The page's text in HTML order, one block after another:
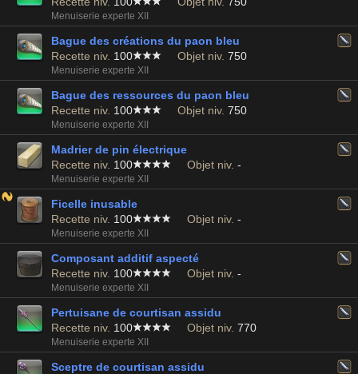
Menuiserie experte XII
Bague des créations du paon bleu
Recette niv. 100 Objet niv. 750
Menuiserie experte XII
Bague des ressources du paon bleu
Recette niv. 100 Objet niv. 750
Menuiserie experte XII
Madrier de pin électrique
Recette niv. 100 Objet niv. -
Menuiserie experte XII
Ficelle inusable
Recette niv. 100 Objet niv. -
Menuiserie experte XII
Composant additif aspecté
Recette niv. 100 Objet niv. -
Menuiserie experte XII
Pertuisane de courtisan assidu
Recette niv. 100 Objet niv. 770
Menuiserie experte XII
Sceptre de courtisan assidu